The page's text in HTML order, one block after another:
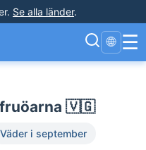
. Se alla länder.
🌐 ☰
🇻🇬
Väder i september